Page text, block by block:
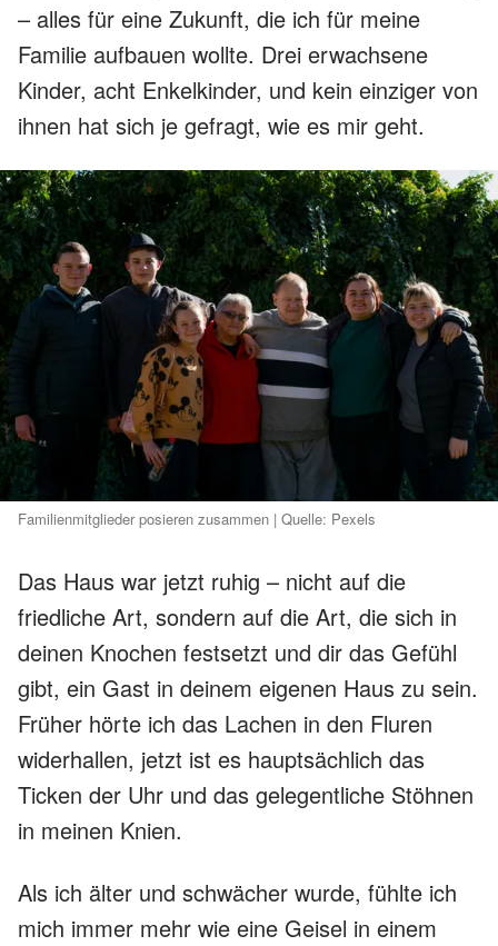
– alles für eine Zukunft, die ich für meine
Familie aufbauen wollte. Drei erwachsene
Kinder, acht Enkelkinder, und kein einziger von
ihnen hat sich je gefragt, wie es mir geht.
Familienmitglieder posieren zusammen | Quelle: Pexels
Das Haus war jetzt ruhig – nicht auf die
friedliche Art, sondern auf die Art, die sich in
deinen Knochen festsetzt und dir das Gefühl
gibt, ein Gast in deinem eigenen Haus zu sein.
Früher hörte ich das Lachen in den Fluren
widerhallen, jetzt ist es hauptsächlich das
Ticken der Uhr und das gelegentliche Stöhnen
in meinen Knien.
Als ich älter und schwächer wurde, fühlte ich
mich immer mehr wie eine Geisel in einem